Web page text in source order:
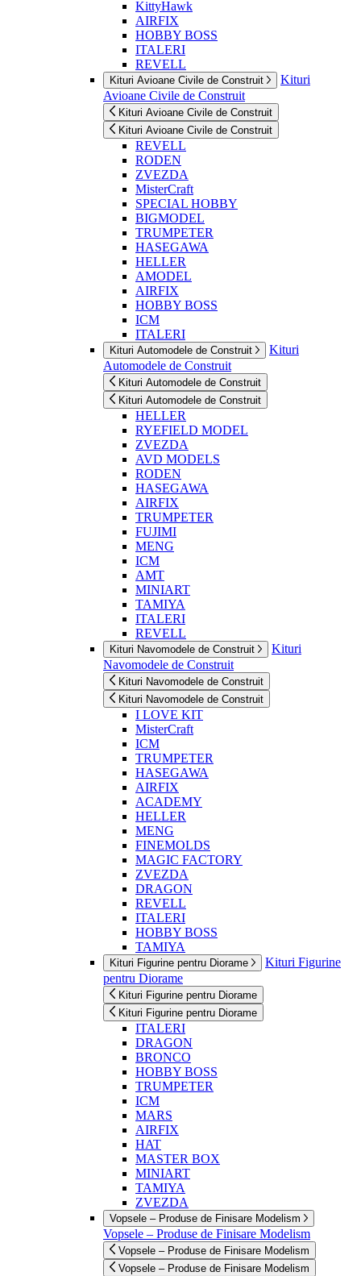
KittyHawk
AIRFIX
HOBBY BOSS
ITALERI
REVELL
Kituri Avioane Civile de Construit
Kituri
Avioane Civile de Construit
Kituri Avioane Civile de Construit
Kituri Avioane Civile de Construit
REVELL
RODEN
ZVEZDA
MisterCraft
SPECIAL HOBBY
BIGMODEL
TRUMPETER
HASEGAWA
HELLER
AMODEL
AIRFIX
HOBBY BOSS
ICM
ITALERI
Kituri Automodele de Construit
Kituri
Automodele de Construit
Kituri Automodele de Construit
Kituri Automodele de Construit
HELLER
RYEFIELD MODEL
ZVEZDA
AVD MODELS
RODEN
HASEGAWA
AIRFIX
TRUMPETER
FUJIMI
MENG
ICM
AMT
MINIART
TAMIYA
ITALERI
REVELL
Kituri Navomodele de Construit
Kituri
Navomodele de Construit
Kituri Navomodele de Construit
Kituri Navomodele de Construit
I LOVE KIT
MisterCraft
ICM
TRUMPETER
HASEGAWA
AIRFIX
ACADEMY
HELLER
MENG
FINEMOLDS
MAGIC FACTORY
ZVEZDA
DRAGON
REVELL
ITALERI
HOBBY BOSS
TAMIYA
Kituri Figurine pentru Diorame
Kituri Figurine
pentru Diorame
Kituri Figurine pentru Diorame
Kituri Figurine pentru Diorame
ITALERI
DRAGON
BRONCO
HOBBY BOSS
TRUMPETER
ICM
MARS
AIRFIX
HAT
MASTER BOX
MINIART
TAMIYA
ZVEZDA
Vopsele – Produse de Finisare Modelism
Vopsele – Produse de Finisare Modelism
Vopsele – Produse de Finisare Modelism
Vopsele – Produse de Finisare Modelism